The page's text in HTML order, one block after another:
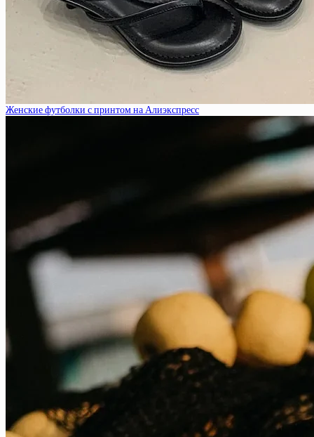
Женские футболки с принтом на Алиэкспресс